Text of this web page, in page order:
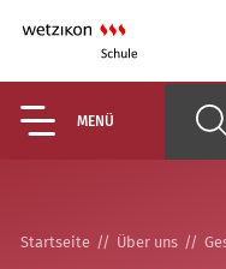
MENÜ
Startseite Über uns